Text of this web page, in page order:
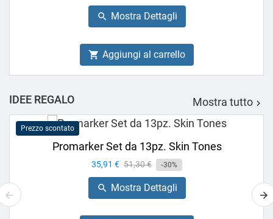
base
 Mostra Dettagli
 Aggiungi al carrello
IDEE REGALO Mostra tutto 
Prezzo scontato
Promarker Set da 13pz. Skin Tones
Prezzo
35,91 € Prezzo
base
51,30 € -30%
 Mostra Dettagli